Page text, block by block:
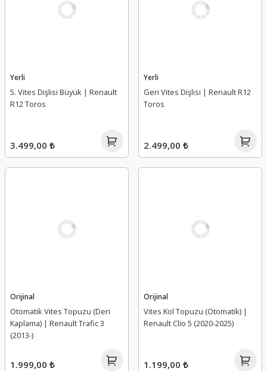
Yerli
5. Vites Dişlisi Büyük | Renault
R12 Toros
3.499,00 ₺
Yerli
Geri Vites Dişlisi | Renault R12
Toros
2.499,00 ₺
Orijinal
Otomatik Vites Topuzu (Deri
Kaplama) | Renault Trafic 3
(2013-)
1.999,00 ₺
Orijinal
Vites Kol Topuzu (Otomatik) |
Renault Clio 5 (2020-2025)
1.199,00 ₺